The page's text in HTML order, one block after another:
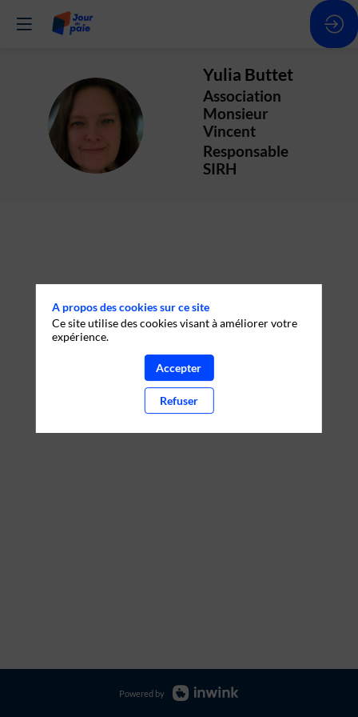
YB
Yulia Buttet
Association
Monsieur
Vincent
Responsable
SIRH
Powered by
A propos des cookies sur ce site
Ce site utilise des cookies visant à améliorer votre
expérience.
Accepter
Refuser